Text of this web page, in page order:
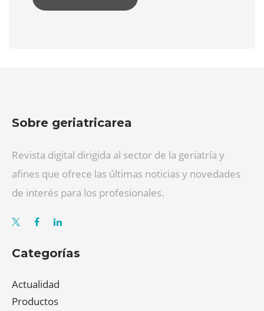
Sobre geriatricarea
Revista digital dirigida al sector de la geriatría y
afines que ofrece las últimas noticias y novedades
de interés para los profesionales.
Categorías
Actualidad
Productos